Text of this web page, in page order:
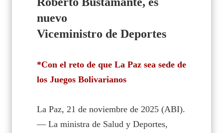
nuevo
Viceministro de Deportes
*Con el reto de que La Paz sea sede de
los Juegos Bolivarianos
La Paz, 21 de noviembre de 2025 (ABI).
— La ministra de Salud y Deportes,